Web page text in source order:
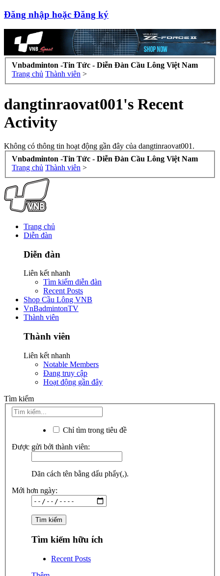
Đăng nhập hoặc Đăng ký
Vnbadminton -Tin Tức - Diễn Đàn Cầu Lông Việt Nam
Trang chủ Thành viên >
dangtinraovat001's Recent
Activity
Không có thông tin hoạt động gần đây của dangtinraovat001.
Vnbadminton -Tin Tức - Diễn Đàn Cầu Lông Việt Nam
Trang chủ Thành viên >
Trang chủ
Diễn đàn
Diễn đàn
Liên kết nhanh
Tìm kiếm diễn đàn
Recent Posts
Shop Cầu Lông VNB
VnBadmintonTV
Thành viên
Thành viên
Liên kết nhanh
Notable Members
Đang truy cập
Hoạt động gần đây
Tìm kiếm
Chỉ tìm trong tiêu đề
Được gửi bởi thành viên:
Dãn cách tên bằng dấu phẩy(,).
Mới hơn ngày:
Tìm kiếm hữu ích
Recent Posts